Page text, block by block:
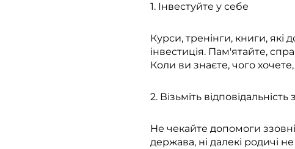
1. Інвестуйте у себе
Курси, тренінги, книги, які
інвестиція. Пам'ятайте,
Коли ви знаєте, чого хочете,
2. Візьміть
Не чекайте допомоги
держава, ні далекі родичі